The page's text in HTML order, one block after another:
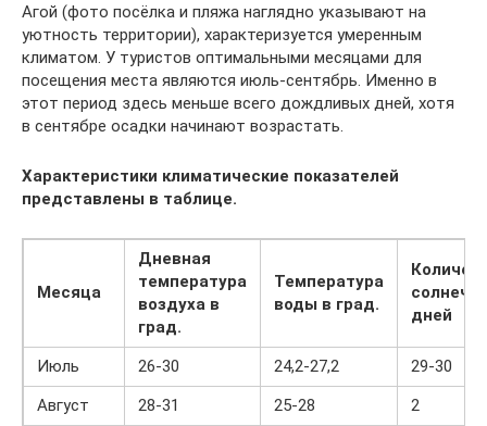
Агой (фото посёлка и пляжа наглядно указывают на
уютность территории), характеризуется умеренным
климатом. У туристов оптимальными месяцами для
посещения места являются июль-сентябрь. Именно в
этот период здесь меньше всего дождливых дней, хотя
в сентябре осадки начинают возрастать.
Характеристики климатические показателей
представлены в таблице.
Месяца
Дневная
температура
воздуха в
град.
Температура
воды в град.
дней
Июль 26-30 24,2-27,2
29-30
Август
28-31 25-28
2